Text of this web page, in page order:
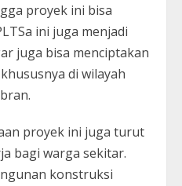
proyek ini bisa
ini juga menjadi
juga bisa menciptakan
di wilayah
proyek ini juga turut
bagi warga sekitar.
konstruksi